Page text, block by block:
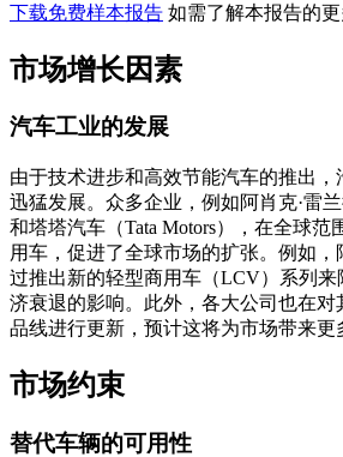
下载免费样本报告 如需了解本报告的更
市场增长因素
汽车工业的发展
由于技术进步和高效节能汽车的推出，
迅猛发展。众多企业，例如阿肖克·雷兰
和塔塔汽车（Tata Motors），在全球范
用车，促进了全球市场的扩张。例如，
过推出新的轻型商用车（LCV）系列
济衰退的影响。此外，各大公司也在
品线进行更​​新，预计这将为市场带来更
市场约束
替代车辆的可用性